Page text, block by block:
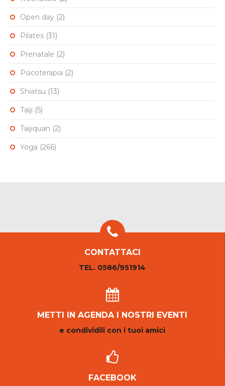
Open day (2)
Pilates (31)
Prenatale (2)
Psicoterapia (2)
Shiatsu (13)
Taiji (5)
Taijiquan (2)
Yoga (266)
CONTATTACI
TEL. 0586/951914
METTI IN AGENDA I NOSTRI EVENTI
e condividili con i tuoi amici
FACEBOOK